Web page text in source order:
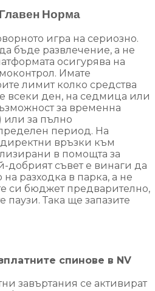
Норма
игра на сериозно.
бъде развлечение, а не
осигурява на
Имате
лимит колко средства
всеки ден, на седмица или
за временна
или за пълно
период. На
връзки към
в помощта за
добрият съвет е винаги да
на разходка в парка, а не
си бюджет предварително,
паузи. Така ще запазите
спинове в NV
завъртания се активират